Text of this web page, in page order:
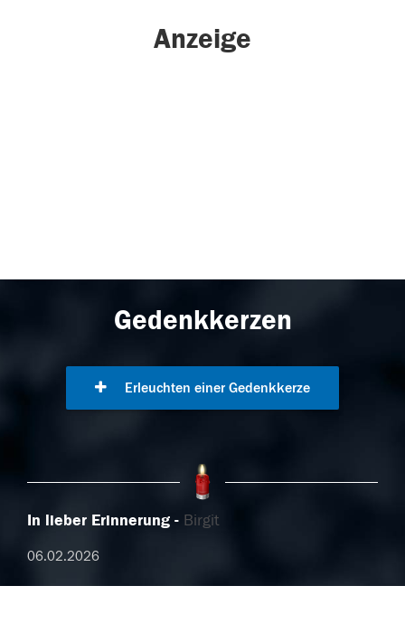
Anzeige
Gedenkkerzen
Erleuchten einer Gedenkkerze
In lieber Erinnerung Birgit
06.02.2026